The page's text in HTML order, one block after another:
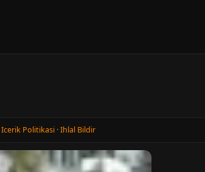
Icerik Politikasi ·Ihlal Bildir